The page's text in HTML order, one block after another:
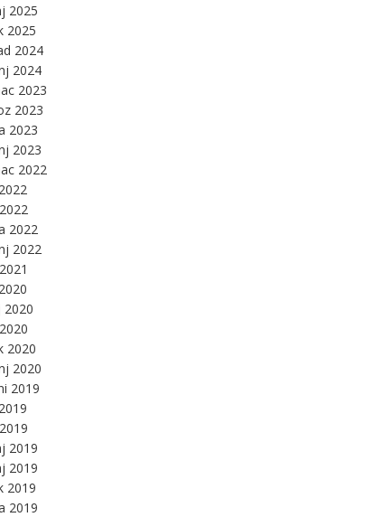
2025
2025
2024
2024
2023
2023
2023
2023
2022
2022
2022
2020
2020
2020
2019
2019
2019
2019
2019